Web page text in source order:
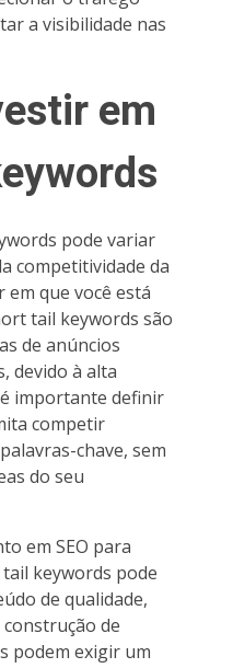
a visibilidade nas
em
pode variar
competitividade da
em que você está
tail keywords são
de anúncios
devido à alta
importante definir
competir
chave, sem
do seu
em SEO para
keywords pode
de qualidade,
de
podem exigir um